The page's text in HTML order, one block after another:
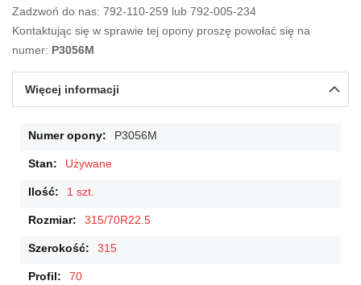
Zadzwoń do nas: 792-110-259 lub 792-005-234
Kontaktując się w sprawie tej opony proszę powołać się na
numer: P3056M
Więcej informacji
Więcej
P3056M
Używane
1 szt.
315/70R22.5
315
70